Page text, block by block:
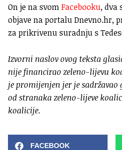
On je na svomFacebooku, dva
objave na portalu Dnevno.hr,
za prikrivenu suradnju s
Izvorni naslov ovog teksta
nije financirao zeleno-lijevu
je promijenjen jer je sadržavao
od stranaka zeleno-lijeve
koalicije.
FACEBOOK